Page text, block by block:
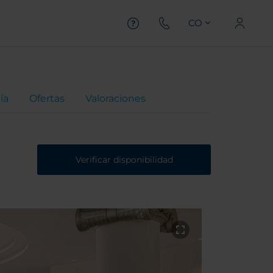
CO
Ofertas Valoraciones
Verificar disponibilidad